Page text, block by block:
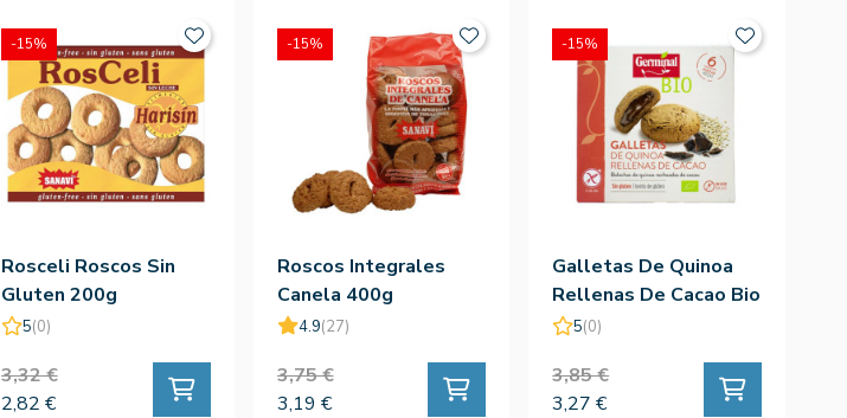
Rosceli Roscos Sin
Gluten 200g
5(0)
3,32 €
2,82 €
-15%
Roscos Integrales
Canela 400g
4.9(27)
3,75 €
3,19 €
-15%
Galletas De Quinoa
Rellenas De Cacao Bio
- Germinal
5(0)
3,85 €
3,27 €
-15%